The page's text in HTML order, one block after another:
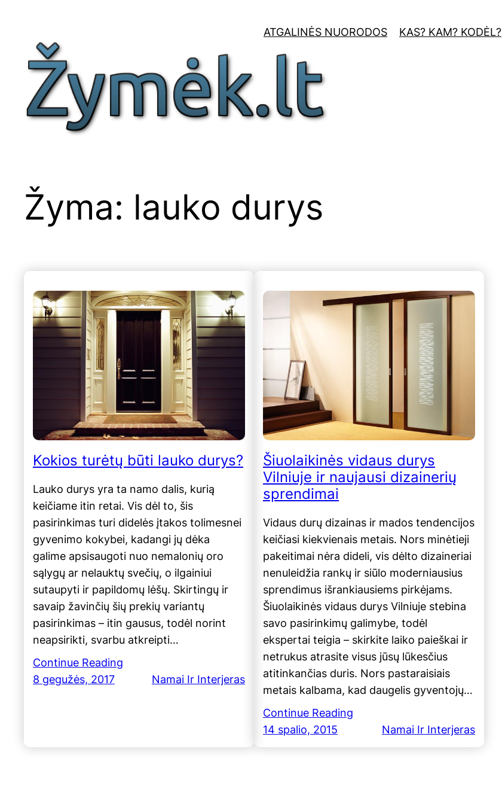
turinio
ATGALINĖS NUORODOS KAS? KAM? KODĖL?
Žyma: lauko durys
Kokios turėtų būti lauko durys?
Lauko durys yra ta namo dalis, kurią
keičiame itin retai. Vis dėl to, šis
pasirinkimas turi didelės įtakos tolimesnei
gyvenimo kokybei, kadangi jų dėka
galime apsisaugoti nuo nemalonių oro
sąlygų ar nelauktų svečių, o ilgainiui
sutaupyti ir papildomų lėšų. Skirtingų ir
savaip žavinčių šių prekių variantų
pasirinkimas – itin gausus, todėl norint
neapsirikti, svarbu atkreipti…
Continue Reading
8 gegužės, 2017
Namai Ir Interjeras
Šiuolaikinės vidaus durys
Vilniuje ir naujausi dizainerių
sprendimai
Vidaus durų dizainas ir mados tendencijos
keičiasi kiekvienais metais. Nors minėtieji
pakeitimai nėra dideli, vis dėlto dizaineriai
nenuleidžia rankų ir siūlo moderniausius
sprendimus išrankiausiems pirkėjams.
Šiuolaikinės vidaus durys Vilniuje stebina
savo pasirinkimų galimybe, todėl
ekspertai teigia – skirkite laiko paieškai ir
netrukus atrasite visus jūsų lūkesčius
atitinkančias duris. Nors pastaraisiais
metais kalbama, kad daugelis gyventojų…
Continue Reading
14 spalio, 2015
Namai Ir Interjeras